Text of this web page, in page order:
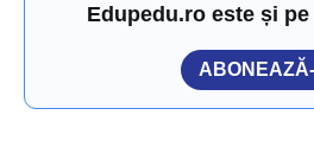
Edupedu.ro este și